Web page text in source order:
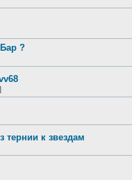
?
]
тернии к звездам